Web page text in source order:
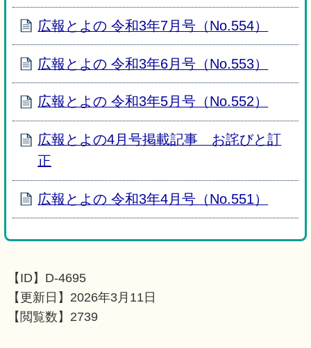
広報とよの 令和3年7月号（No.554）
広報とよの 令和3年6月号（No.553）
広報とよの 令和3年5月号（No.552）
広報とよの4月号掲載記事 お詫びと訂
正
広報とよの 令和3年4月号（No.551）
【ID】 D-4695
【更新日】 2026年3月11日
【閲覧数】 2739